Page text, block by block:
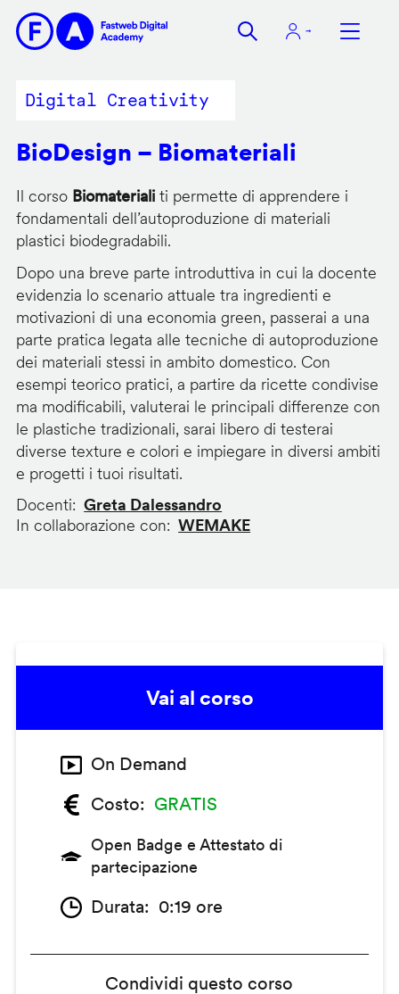
contenuto
Digital Creativity
BioDesign – Biomateriali
Il corso Biomaterialiti permette di apprendere i
fondamentali dell’autoproduzione di materiali
plastici biodegradabili.
Dopo una breve parte introduttiva in cui la docente
evidenzia lo scenario attuale tra ingredienti e
motivazioni di una economia green, passerai a una
parte pratica legata alle tecniche di autoproduzione
dei materiali stessi in ambito domestico. Con
esempi teorico pratici, a partire da ricette condivise
ma modificabili, valuterai le principali differenze con
le plastiche tradizionali, sarai libero di testerai
diverse texture e colori e impiegare in diversi ambiti
e progetti i tuoi risultati.
Docenti
Greta Dalessandro
In collaborazione con
WEMAKE
Vai al corso
On Demand
Costo
GRATIS
Open Badge e Attestato di
partecipazione
Durata 0:19 ore
Condividi questo corso